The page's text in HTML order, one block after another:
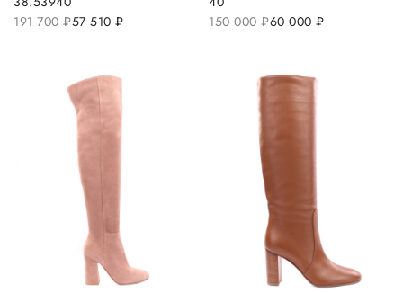
191 700руб.57 510 руб.
150 000руб.60 000руб.